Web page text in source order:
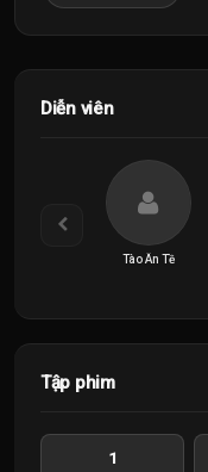
Diễn viên
Tào Ân Tề
Tập phim
1